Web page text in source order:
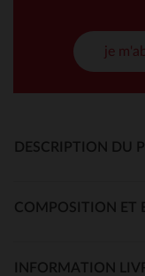
je
DESCRIPTION DU
COMPOSITION ET
INFORMATION